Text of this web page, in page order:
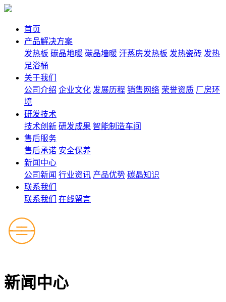
首页
产品解决方案
发热板 碳晶地暖 碳晶墙暖 汗蒸房发热板 发热瓷砖 发热
足浴桶
关于我们
公司介绍 企业文化 发展历程 销售网络 荣誉资质 厂房环
境
研发技术
技术创新 研发成果 智能制造车间
售后服务
售后承诺 安全保养
新闻中心
公司新闻 行业资讯 产品优势 碳晶知识
联系我们
联系我们
在线留言
新闻中心